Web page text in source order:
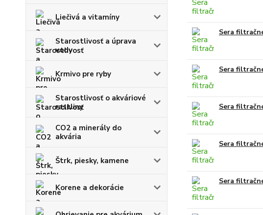
Liečivá a vitamíny
Starostlivosť a úprava
vody
Krmivo pre ryby
Starostlivosť o akváriové
rastliny
CO2 a minerály do
akvária
Štrk, piesky, kamene
Korene a dekorácie
Sera
Sera
Sera
Sera
Sera